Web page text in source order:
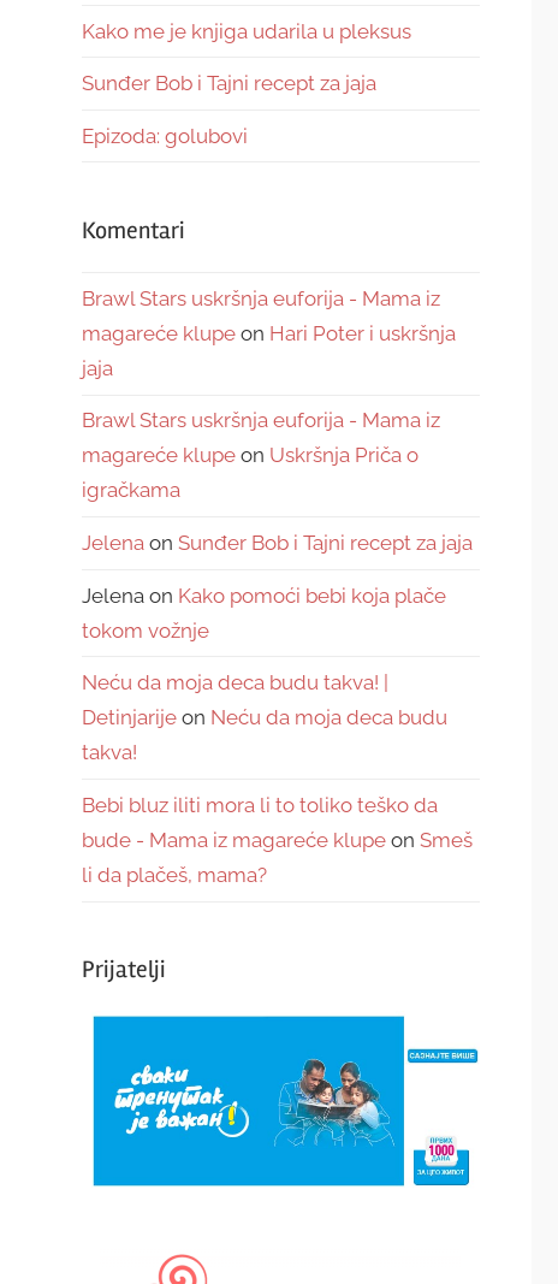
Kako me je knjiga udarila u pleksus
Sunđer Bob i Tajni recept za jaja
Epizoda: golubovi
Komentari
Brawl Stars uskršnja euforija - Mama iz
magareće klupe on Hari Poter i uskršnja
jaja
Brawl Stars uskršnja euforija - Mama iz
magareće klupe on Uskršnja Priča o
igračkama
Jelena on Sunđer Bob i Tajni recept za jaja
Jelena on Kako pomoći bebi koja plače
tokom vožnje
Neću da moja deca budu takva! |
Detinjarije on Neću da moja deca budu
takva!
Bebi bluz iliti mora li to toliko teško da
bude - Mama iz magareće klupe on Smeš
li da plačeš, mama?
Prijatelji